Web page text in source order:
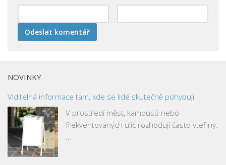
NOVINKY
Viditelná informace tam, kde se lidé skutečně pohybují
V prostředí měst, kampusů nebo
frekventovaných ulic rozhodují často vteřiny.